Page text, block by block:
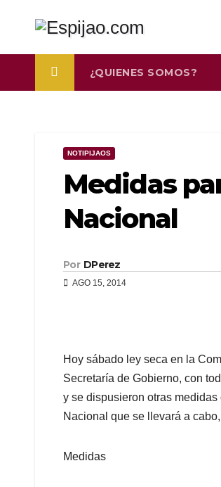
contenido
¿QUIENES SOMOS?
NOTIPIJAOS
Medidas
Nacional
Por DPerez
AGO 15, 2014
Hoy sábado ley seca en la
Secretaría de Gobierno, con
y se dispusieron otras
Nacional que se llevará a
Medidas